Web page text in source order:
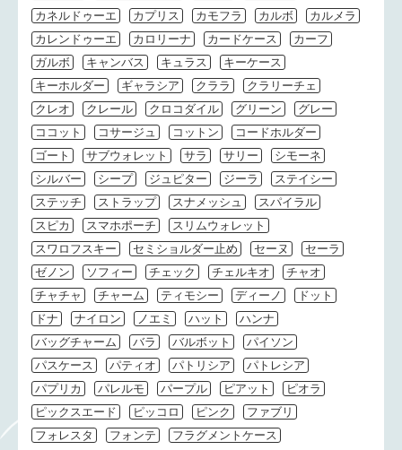
カネルドゥーエ
カプリス カモフラ カルボ
カルメラ
カレンドゥーエ
カロリーナ カードケース
カーフ
ガルボ
キャンバス キュラス
キーケース
キーホルダー
ギャラシア クララ
クラリーチェ
クレオ
クレール クロコダイル グリーン
グレー
ココット
コサージュ コットン
コードホルダー
ゴート
サブウォレット サラ サリー
シモーネ
シルバー
シープ ジュピター ジーラ
ステイシー
ステッチ
ストラップ スナメッシュ
スパイラル
スピカ
スマホポーチ
スリムウォレット
スワロフスキー
セミショルダー止め セーヌ
セーラ
ゼノン
ソフィー チェック チェルキオ
チャオ
チャチャ
チャーム ティモシー ディーノ
ドット
ドナ
ナイロン ノエミ ハット
ハンナ
バッグチャーム
バラ バルボット
パイソン
パスケース
パティオ パトリシア
パトレシア
パプリカ
パレルモ パープル ピアット
ピオラ
ピックスエード
ピッコロ ピンク
ファブリ
フォレスタ
フォンテ
フラグメントケース